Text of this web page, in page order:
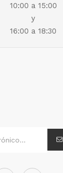
10:00 a 15:00
y
16:00 a 18:30